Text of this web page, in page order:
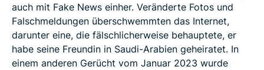
auch mit Fake News einher. Veränderte Fotos und
Falschmeldungen überschwemmten das Internet,
darunter eine, die fälschlicherweise behauptete, er
habe seine Freundin in Saudi-Arabien geheiratet. In
einem anderen Gerücht vom Januar 2023 wurde